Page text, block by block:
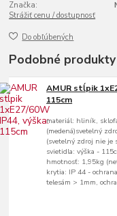
Značka:
Strážiť cenu / dostupnosť
Do obľúbených
Podobné produkty
AMUR stĺpik
115cm
materiál: hliník,
(medená)svetelný
(svetelný zdroj nie je
svietidla: výška -
hmotnosť: 1,95kg
krytia: IP 44 -
telesám > 1mm,